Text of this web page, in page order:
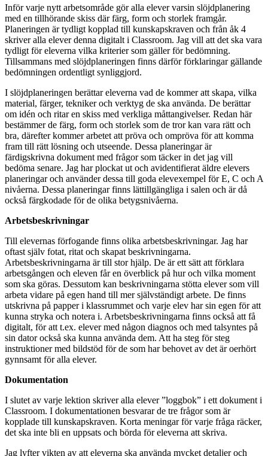
Inför varje nytt arbetsområde gör alla elever varsin slöjdplanering
med en tillhörande skiss där färg, form och storlek framgår.
Planeringen är tydligt kopplad till kunskapskraven och från åk 4
skriver alla elever denna digitalt i Classroom. Jag vill att det ska vara
tydligt för eleverna vilka kriterier som gäller för bedömning.
Tillsammans med slöjdplaneringen finns därför förklaringar gällande
bedömningen ordentligt synliggjord.
I slöjdplaneringen berättar eleverna vad de kommer att skapa, vilka
material, färger, tekniker och verktyg de ska använda. De berättar
om idén och ritar en skiss med verkliga måttangivelser. Redan här
bestämmer de färg, form och storlek som de tror kan vara rätt och
bra, därefter kommer arbetet att pröva och ompröva för att komma
fram till rätt lösning och utseende. Dessa planeringar är
färdigskrivna dokument med frågor som täcker in det jag vill
bedöma senare. Jag har plockat ut och avidentifierat äldre elevers
planeringar och använder dessa till goda elevexempel för E, C och A
nivåerna. Dessa planeringar finns lättillgängliga i salen och är då
också färgkodade för de olika betygsnivåerna.
Arbetsbeskrivningar
Till elevernas förfogande finns olika arbetsbeskrivningar. Jag har
oftast själv fotat, ritat och skapat beskrivningarna.
Arbetsbeskrivningarna är till stor hjälp. De är ett sätt att förklara
arbetsgången och eleven får en överblick på hur och vilka moment
som ska göras. Dessutom kan beskrivningarna stötta elever som vill
arbeta vidare på egen hand till mer självständigt arbete. De finns
utskrivna på papper i klassrummet och varje elev har sin egen för att
kunna stryka och notera i. Arbetsbeskrivningarna finns också att få
digitalt, för att t.ex. elever med någon diagnos och med talsyntes på
sin dator också ska kunna använda dem. Att ha steg för steg
instruktioner med bildstöd för de som har behovet av det är oerhört
gynnsamt för alla elever.
Dokumentation
I slutet av varje lektion skriver alla elever ”loggbok” i ett dokument i
Classroom. I dokumentationen besvarar de tre frågor som är
kopplade till kunskapskraven. Korta meningar för varje fråga räcker,
det ska inte bli en uppsats och börda för eleverna att skriva.
Jag lyfter vikten av att eleverna ska använda mycket detaljer och